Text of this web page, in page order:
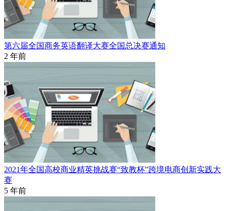
第六届全国商务英语翻译大赛全国总决赛通知
2 年前
2021年全国高校商业精英挑战赛“致教杯”跨境电商创新实践大
赛
5 年前